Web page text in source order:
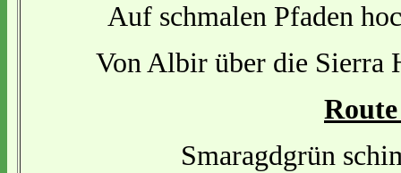
Auf schmalen Pfaden
Von Albir über die Sierra
Smaragdgrün